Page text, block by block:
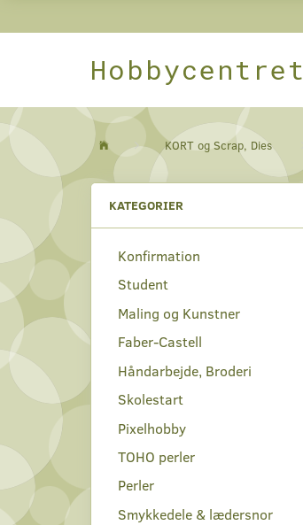
Hobbycentret
KORT og Scrap, Dies
KATEGORIER
Konfirmation
Student
Maling og Kunstner
Faber-Castell
Håndarbejde, Broderi
Skolestart
Pixelhobby
TOHO perler
Perler
Smykkedele & lædersnor